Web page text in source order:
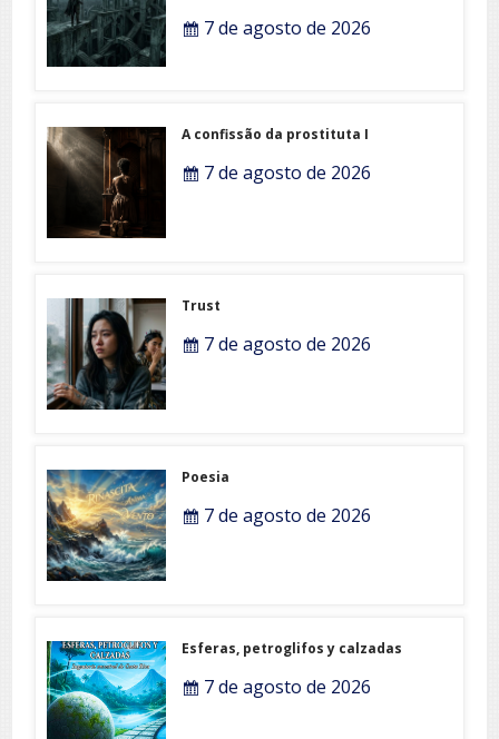
7 de agosto de 2026
A confissão da prostituta I
7 de agosto de 2026
Trust
7 de agosto de 2026
Poesia
7 de agosto de 2026
Esferas, petroglifos y calzadas
7 de agosto de 2026